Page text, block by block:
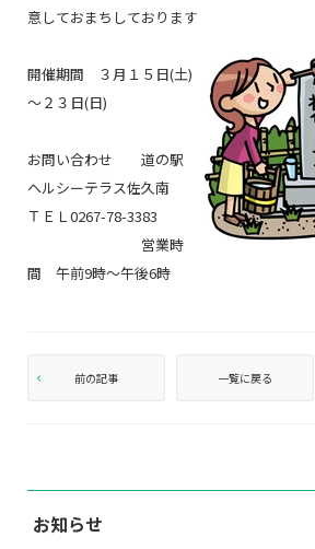
意しておまちして
開催期間 ３月１５日(土)
～２３日(日)
お問い合わせ 道の駅
ヘルシーテラス佐久南
ＴＥＬ0267-78-3383
営業時
間 午前9時～午後6時
前の記事 一覧に戻る
お知らせ